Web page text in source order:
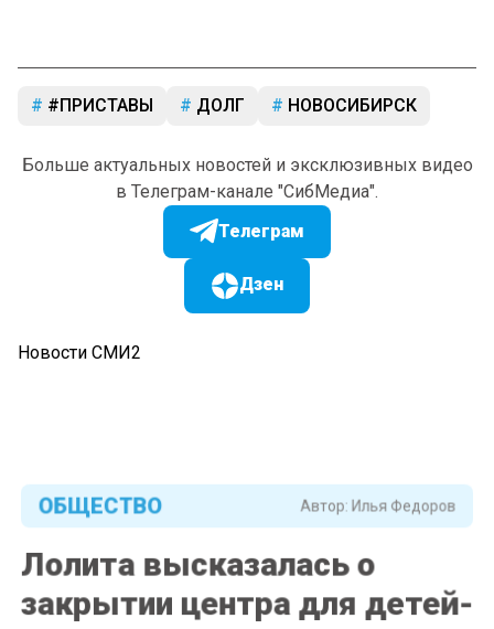
#ПРИСТАВЫ ДОЛГ НОВОСИБИРСК
Больше актуальных новостей и эксклюзивных видео
в Телеграм-канале "СибМедиа".
Телеграм
Дзен
Новости СМИ2
Автор: Илья Федоров
ОБЩЕСТВО
Лолита высказалась о
закрытии центра для детей-